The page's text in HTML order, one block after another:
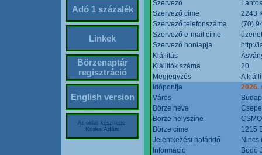
Adó 1 százalék
Linkek
Börzenaptár
regisztráció
English version
Az oldalt készítette:
Kriska Ádám
Szervező
Szervező címe
2243
Szervező telefonszáma
(70)
Szervező e-mail címe
Szervező honlapja
http://
Kiállítás
Kiállítók száma
20
Megjegyzés
A
Időpontja
2026.
Város
Börze neve
Börze helyszíne
Börze címe
1215
Jelentkezési határidő
Nincs
Információ
Bodó